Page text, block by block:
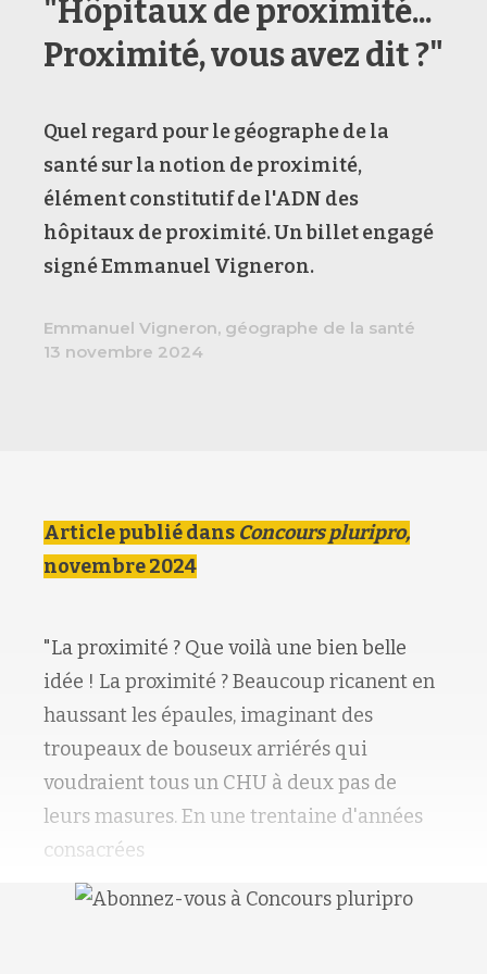
"Hôpitaux de proximité...
Proximité, vous avez dit ?"
Quel regard pour le géographe de la
santé sur la notion de proximité,
élément constitutif de l'ADN des
hôpitaux de proximité. Un billet engagé
signé Emmanuel Vigneron.
Emmanuel Vigneron, géographe de la santé
13 novembre 2024
Article publié dans Concours pluripro,
novembre 2024
"La proximité ? Que voilà une bien belle
idée ! La proximité ? Beaucoup ricanent en
haussant les épaules, imaginant des
troupeaux de bouseux arriérés qui
voudraient tous un CHU à deux pas de
leurs masures. En une trentaine d'années
consacrées